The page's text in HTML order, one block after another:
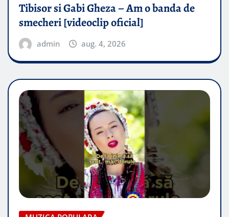
Tibisor si Gabi Gheza – Am o banda de
smecheri [videoclip oficial]
admin aug. 4, 2026